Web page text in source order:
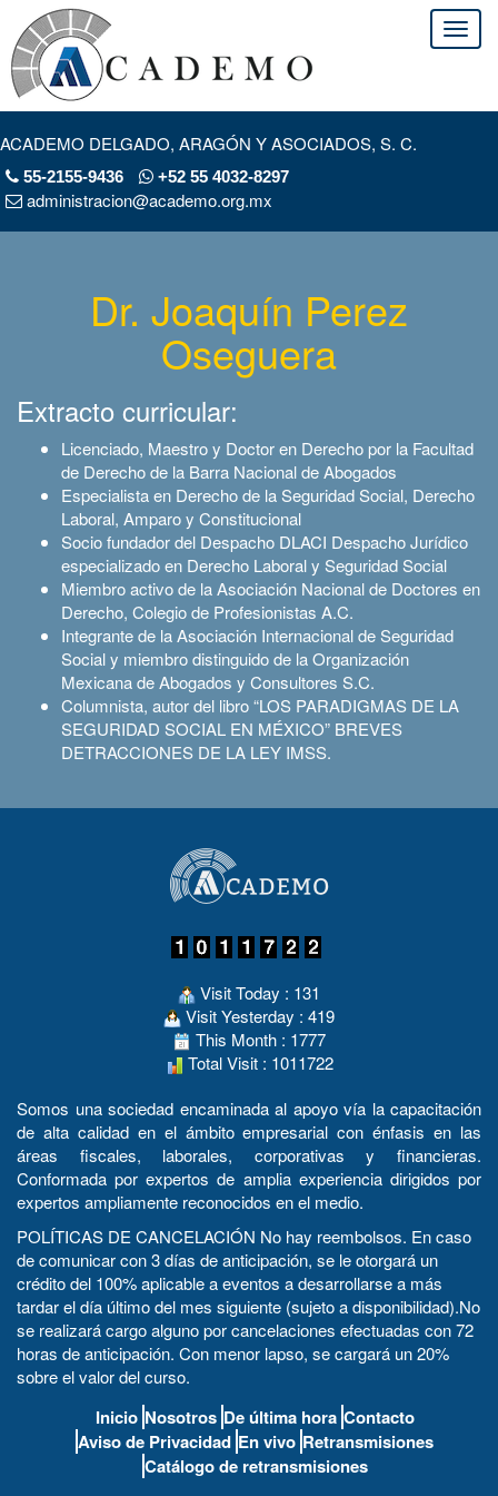
ACADEMO DELGADO, ARAGÓN Y ASOCIADOS, S. C.
55-2155-9436 +52 55 4032-8297
administracion@academo.org.mx
Dr. Joaquín Perez
Oseguera
Extracto curricular:
Licenciado, Maestro y Doctor en Derecho por la Facultad
de Derecho de la Barra Nacional de Abogados
Especialista en Derecho de la Seguridad Social, Derecho
Laboral, Amparo y Constitucional
Socio fundador del Despacho DLACI Despacho Jurídico
especializado en Derecho Laboral y Seguridad Social
Miembro activo de la Asociación Nacional de Doctores en
Derecho, Colegio de Profesionistas A.C.
Integrante de la Asociación Internacional de Seguridad
Social y miembro distinguido de la Organización
Mexicana de Abogados y Consultores S.C.
Columnista, autor del libro “LOS PARADIGMAS DE LA
SEGURIDAD SOCIAL EN MÉXICO” BREVES
DETRACCIONES DE LA LEY IMSS.
Visit Today : 131
Visit Yesterday : 419
This Month : 1777
Total Visit : 1011722
Somos una sociedad encaminada al apoyo vía la capacitación
de alta calidad en el ámbito empresarial con énfasis en las
áreas fiscales, laborales, corporativas y financieras.
Conformada por expertos de amplia experiencia dirigidos por
expertos ampliamente reconocidos en el medio.
POLÍTICAS DE CANCELACIÓN No hay reembolsos. En caso
de comunicar con 3 días de anticipación, se le otorgará un
crédito del 100% aplicable a eventos a desarrollarse a más
tardar el día último del mes siguiente (sujeto a disponibilidad).No
se realizará cargo alguno por cancelaciones efectuadas con 72
horas de anticipación. Con menor lapso, se cargará un 20%
sobre el valor del curso.
Inicio Nosotros De última hora Contacto
Aviso de Privacidad En vivo Retransmisiones
Catálogo de retransmisiones